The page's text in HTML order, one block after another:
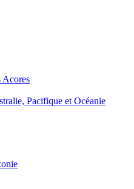
Acores
Pacifique et Océanie